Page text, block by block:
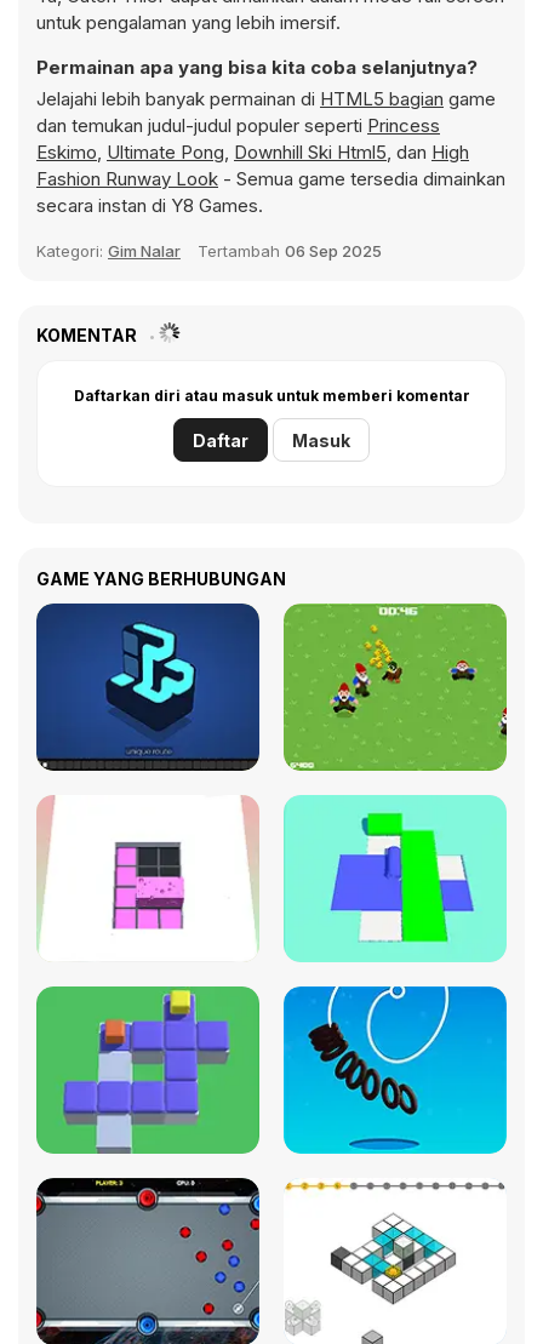
untuk pengalaman yang lebih imersif.
Permainan apa yang bisa kita coba selanjutnya?
Jelajahi lebih banyak permainan di HTML5 bagian game
dan temukan judul-judul populer seperti Princess
Eskimo, Ultimate Pong, Downhill Ski Html5, dan High
Fashion Runway Look - Semua game tersedia dimainkan
secara instan di Y8 Games.
Kategori: Gim Nalar Tertambah 06 Sep 2025
KOMENTAR
Daftarkan diri atau masuk untuk memberi komentar
Daftar Masuk
GAME YANG BERHUBUNGAN